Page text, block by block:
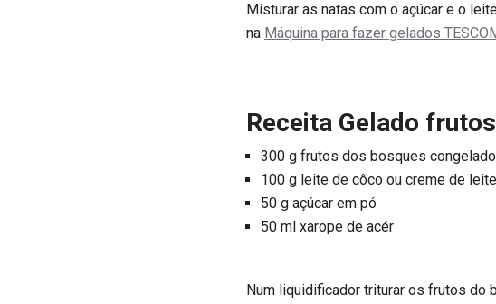
Misturar as natas com o açúcar e o
na Máquina para fazer gelados
Receita Gelado
300 g frutos dos bosques
100 g leite de côco ou creme de leite
50 g açúcar em pó
50 ml xarope de acér
Num liquidificador triturar os frutos do